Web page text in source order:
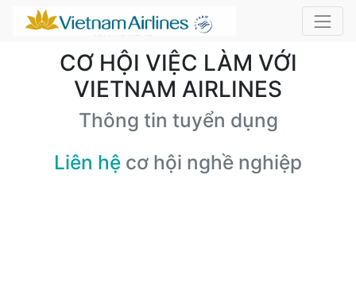
CƠ HỘI VIỆC LÀM VỚI
VIETNAM AIRLINES
Thông tin tuyển dụng
Liên hệ cơ hội nghề nghiệp